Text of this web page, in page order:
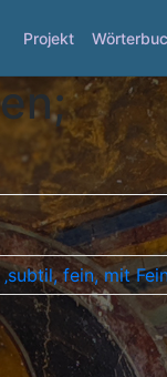
Projekt
fein, mit